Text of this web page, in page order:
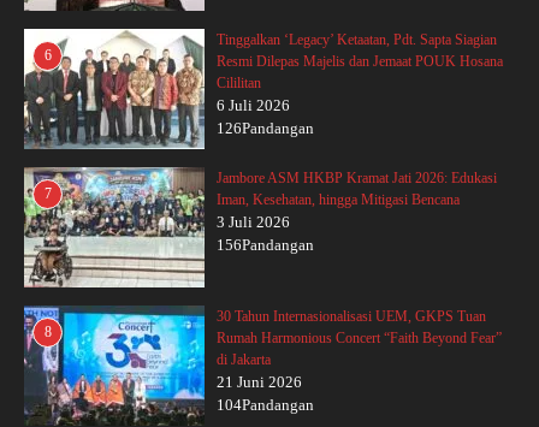
6
Tinggalkan ‘Legacy’ Ketaatan, Pdt. Sapta Siagian
Resmi Dilepas Majelis dan Jemaat POUK Hosana
Cililitan
6 Juli 2026
126Pandangan
7
Jambore ASM HKBP Kramat Jati 2026: Edukasi
Iman, Kesehatan, hingga Mitigasi Bencana
3 Juli 2026
156Pandangan
8
30 Tahun Internasionalisasi UEM, GKPS Tuan
Rumah Harmonious Concert “Faith Beyond Fear”
di Jakarta
21 Juni 2026
104Pandangan